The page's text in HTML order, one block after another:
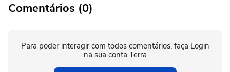
Comentários (0)
Para poder interagir com todos comentários, faça Login
na sua conta Terra